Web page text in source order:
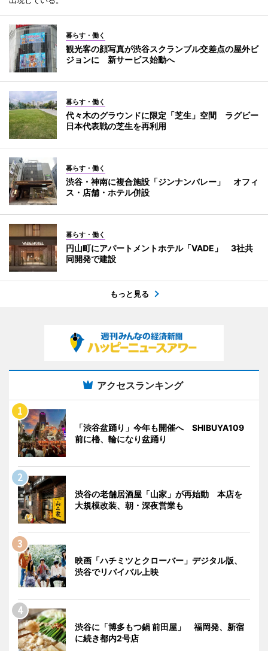
暮らす・働く
観光客の顔写真が渋谷スクランブル交差点の屋外ビ
ジョンに 新サービス始動へ
暮らす・働く
代々木のグラウンドに限定「芝生」空間 ラグビー
日本代表戦の芝生を再利用
暮らす・働く
渋谷・神南に複合施設「ジンナンバレー」 オフィ
ス・店舗・ホテル併設
暮らす・働く
円山町にアパートメントホテル「VADE」 3社共
同開発で建設
もっと見る
アクセスランキング
「渋谷盆踊り」今年も開催へ SHIBUYA109
前に櫓、輪になり盆踊り
渋谷の老舗居酒屋「山家」が再始動 本店を
大規模改装、朝・深夜営業も
映画「ハチミツとクローバー」デジタル版、
渋谷でリバイバル上映
渋谷に「博多もつ鍋 前田屋」 福岡発、新宿
に続き都内2号店